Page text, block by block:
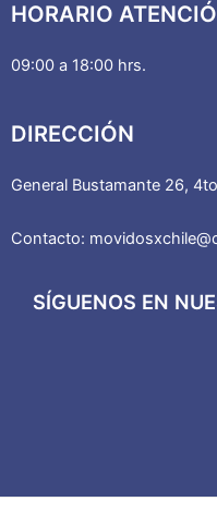
HORARIO
09:00 a 18:00 hrs.
DIRECCIÓN
General Bustamante 26,
Contacto:
SÍGUENOS EN